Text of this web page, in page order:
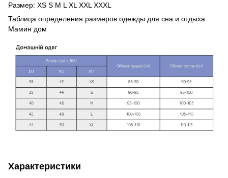
Размер: XS S M L XL XXL XXXL
Таблица определения размеров одежды для сна и отдыха
Мамин дом
Характеристики